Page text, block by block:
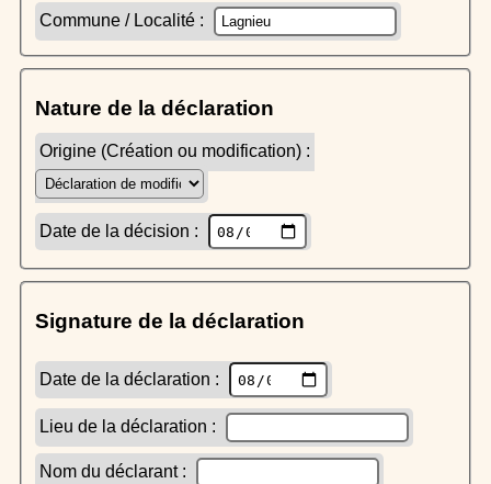
Commune / Localité :
Nature de la déclaration
Origine (Création ou modification) :
Date de la décision :
Signature de la déclaration
Date de la déclaration :
Lieu de la déclaration :
Nom du déclarant :